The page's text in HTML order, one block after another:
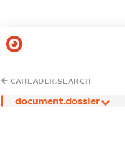
CAHEADER.SEARCH
document.dossier